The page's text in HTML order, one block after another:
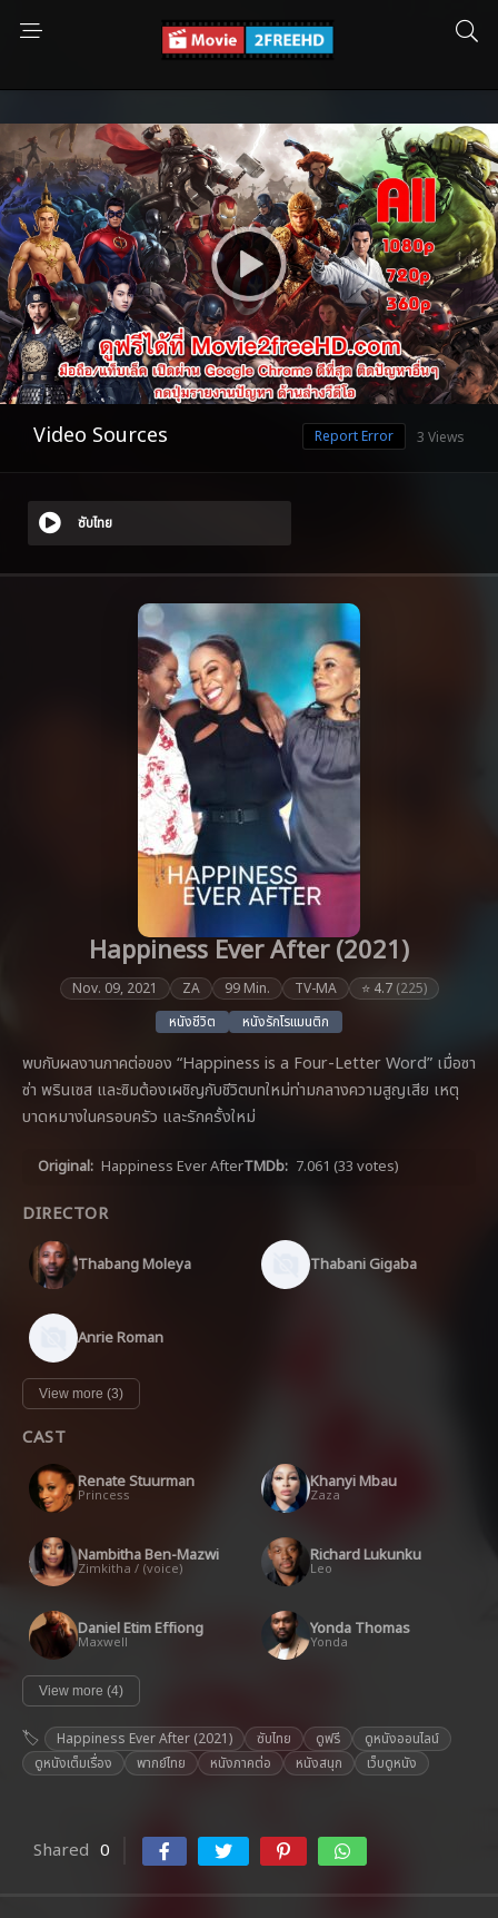
Video Sources 3 Views
Report Error
ซับไทย
Happiness Ever After (2021)
Nov. 09, 2021 ZA 99 Min. TV-MA ⭐ 4.7 (225)
หนังชีวิต
หนังรักโรแมนติก
พบกับผลงานภาคต่อของ “Happiness is a Four-Letter Word” เมื่อซา
ซ่า พรินเซส และซิมต้องเผชิญกับชีวิตบทใหม่ท่ามกลางความสูญเสีย เหตุ
บาดหมางในครอบครัว และรักครั้งใหม่
Original: Happiness Ever AfterTMDb: 7.061 (33 votes)
DIRECTOR
Thabang Moleya Thabani Gigaba
Anrie Roman
View more (3)
CAST
Renate Stuurman
Princess
Khanyi Mbau
Zaza
Nambitha Ben-Mazwi
Zimkitha / (voice)
Richard Lukunku
Leo
Daniel Etim Effiong
Maxwell
Yonda Thomas
Yonda
View more (4)
Happiness Ever After (2021) ซับไทย ดูฟรี
ดูหนังออนไลน์
ดูหนังเต็มเรื่อง
พากย์ไทย หนังภาคต่อ หนังสนุก เว็บดูหนัง
Shared 0